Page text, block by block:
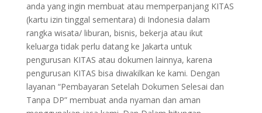
anda yang ingin membuat atau memperpanjang KITAS
(kartu izin tinggal sementara) di Indonesia dalam
rangka wisata/ liburan, bisnis, bekerja atau ikut
keluarga tidak perlu datang ke Jakarta untuk
pengurusan KITAS atau dokumen lainnya, karena
pengurusan KITAS bisa diwakilkan ke kami. Dengan
layanan “Pembayaran Setelah Dokumen Selesai dan
Tanpa DP” membuat anda nyaman dan aman